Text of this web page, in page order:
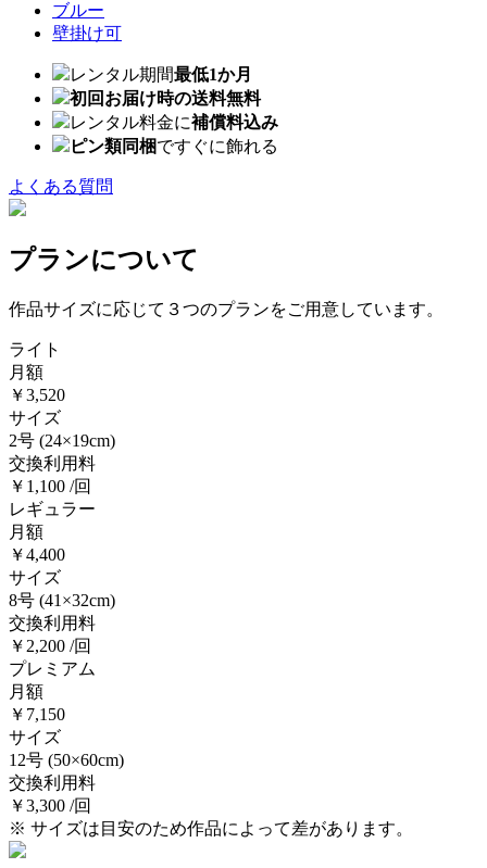
ブルー
壁掛け可
レンタル期間最低1か月
初回お届け時の送料無料
レンタル料金に補償料込み
ピン類同梱ですぐに飾れる
よくある質問
プランについて
作品サイズに応じて３つのプランをご用意しています。
ライト
月額
￥3,520
サイズ
2号 (24×19cm)
交換利用料
￥1,100 /回
レギュラー
月額
￥4,400
サイズ
8号 (41×32cm)
交換利用料
￥2,200 /回
プレミアム
月額
￥7,150
サイズ
12号 (50×60cm)
交換利用料
￥3,300 /回
※ サイズは目安のため作品によって差があります。